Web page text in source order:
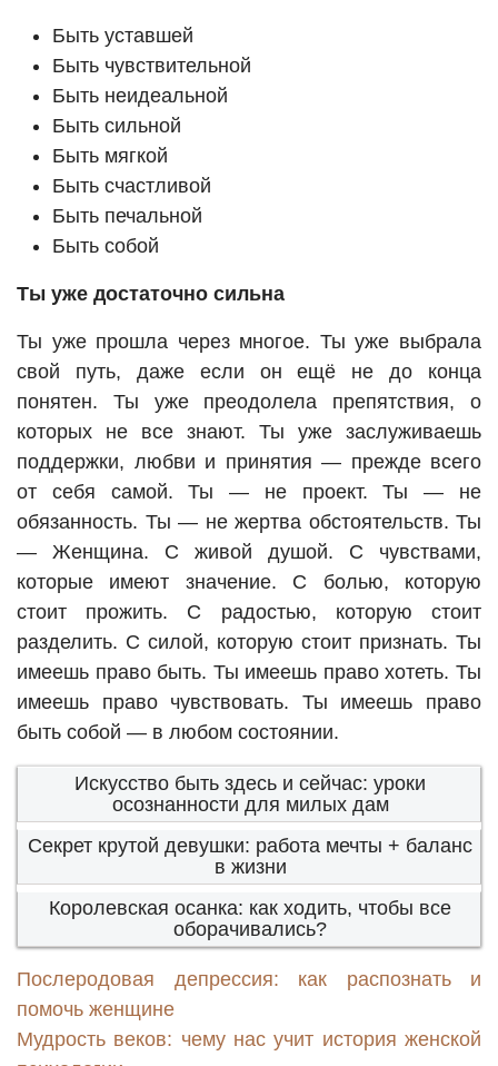
Быть уставшей
Быть чувствительной
Быть неидеальной
Быть сильной
Быть мягкой
Быть счастливой
Быть печальной
Быть собой
Ты уже достаточно сильна
Ты уже прошла через многое. Ты уже выбрала
свой путь, даже если он ещё не до конца
понятен. Ты уже преодолела препятствия, о
которых не все знают. Ты уже заслуживаешь
поддержки, любви и принятия — прежде всего
от себя самой. Ты — не проект. Ты — не
обязанность. Ты — не жертва обстоятельств. Ты
— Женщина. С живой душой. С чувствами,
которые имеют значение. С болью, которую
стоит прожить. С радостью, которую стоит
разделить. С силой, которую стоит признать. Ты
имеешь право быть. Ты имеешь право хотеть. Ты
имеешь право чувствовать. Ты имеешь право
быть собой — в любом состоянии.
Искусство быть здесь и сейчас: уроки
осознанности для милых дам
Секрет крутой девушки: работа мечты + баланс
в жизни
Королевская осанка: как ходить, чтобы все
оборачивались?
Послеродовая депрессия: как распознать и
помочь женщине
Мудрость веков: чему нас учит история женской